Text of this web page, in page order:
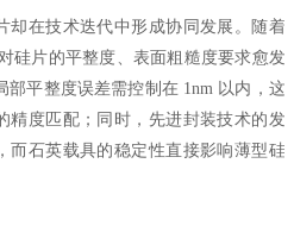
却在技术迭代中形成协同发展。随着
硅片的平整度、表面粗糙度要求愈发
平整度误差需控制在 1nm 以内，这
精度匹配；同时，先进封装技术的发
而石英载具的稳定性直接影响薄型硅